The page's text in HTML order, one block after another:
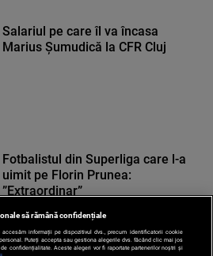
Salariul pe care îl va încasa
Marius Șumudică la CFR Cluj
Fotbalistul din Superliga care l-a
uimit pe Florin Prunea:
”Extraordinar”
să rămână confidențiale
informații pe dispozitivul dvs., precum identificatorii cookie
Puteți accepta sau gestiona alegerile dvs. făcând clic mai jos
confidențialitate. Aceste alegeri vor fi raportate partenerilor noștri și